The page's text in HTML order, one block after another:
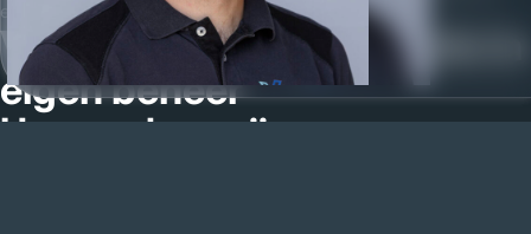
eindigt met tevreden klanten.
Van ontwerp tot realisatie in
eigen beheer
Hoe werken wij